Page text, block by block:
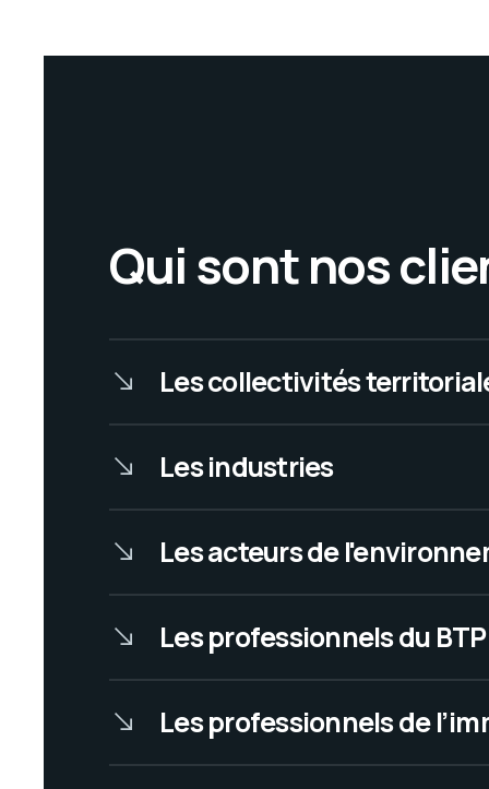
Qui sont nos
Les collectivités
Les industries
Les acteurs de
Les professionnels du BTP
Les professionnels de